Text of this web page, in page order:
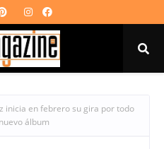
inicia en febrero su gira por todo
álbum